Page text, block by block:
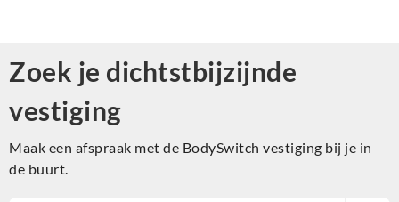
Zoek je dichtstbijzijnde
vestiging
Maak een afspraak met de BodySwitch vestiging bij je in
de buurt.